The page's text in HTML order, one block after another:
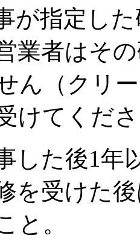
が指定し
業者はそ
ん（クリ
けてくだ
した後1年
を受けた
と。